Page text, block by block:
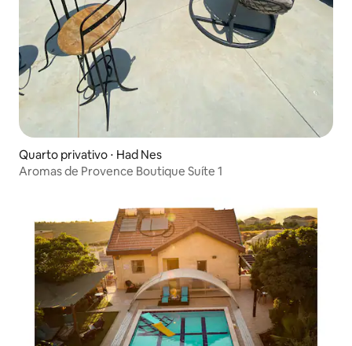
Quarto privativo ⋅ Had Nes
Aromas de Provence Boutique Suíte 1